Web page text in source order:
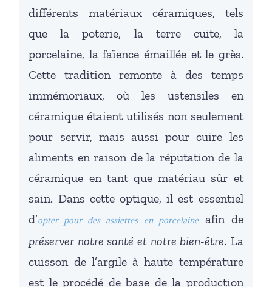
différents matériaux céramiques, tels
que la poterie, la terre cuite, la
porcelaine, la faïence émaillée et le grès.
Cette tradition remonte à des temps
immémoriaux, où les ustensiles en
céramique étaient utilisés non seulement
pour servir, mais aussi pour cuire les
aliments en raison de la réputation de la
céramique en tant que matériau sûr et
sain. Dans cette optique, il est essentiel
d’opter pour des assiettes en porcelaineafin de
préserver notre santé et notre bien-être. La
cuisson de l’argile à haute température
est le procédé de base de la production